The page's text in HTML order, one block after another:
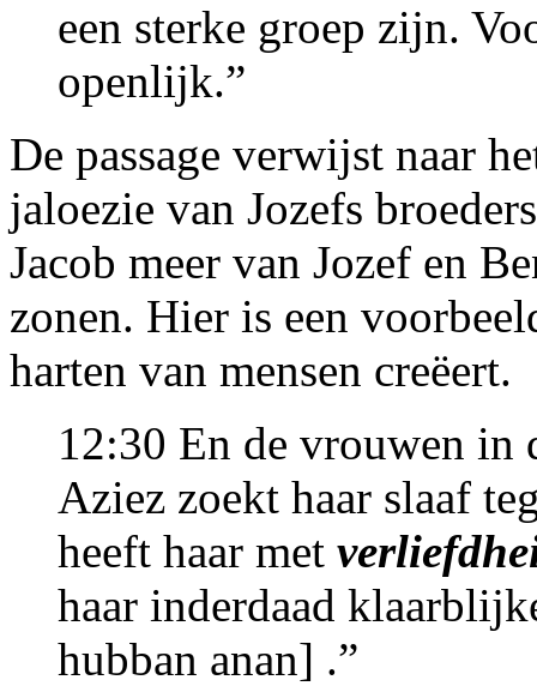
een sterke groep zijn.
openlijk.”
De passage verwijst naar
jaloezie van Jozefs
Jacob meer van Jozef en
zonen. Hier is een
harten van mensen creëert.
12:30 En de vrouwen in
Aziez zoekt haar slaaf
heeft haar met
haar inderdaad
hubban anan] .”